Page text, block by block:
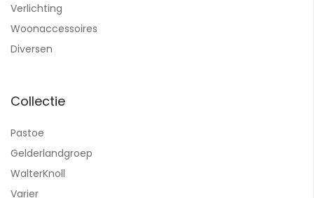
Verlichting
Woonaccessoires
Diversen
Collectie
Pastoe
Gelderlandgroep
WalterKnoll
Varier